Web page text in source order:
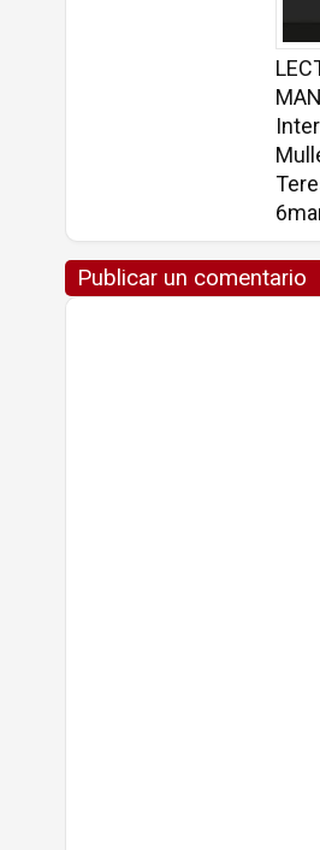
Publicar un comentario